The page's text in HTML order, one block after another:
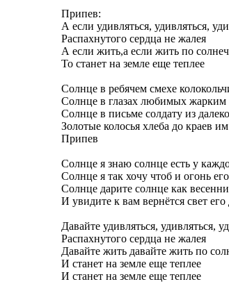
Припев:
А если удивляться, удивляться,
Распахнутого сердца не жалея
А если жить,а если жить по
То станет на земле еще теплее
Солнце в ребячем смехе
Солнце в глазах любимых жарким
Солнце в письме солдату из
Золотые колосья хлеба до краев
Припев
Солнце я знаю солнце есть у
Солнце я так хочу чтоб и огонь
Солнце дарите солнце как
И увидите к вам вернётся свет
Давайте удивляться, удивляться,
Распахнутого сердца не жалея
Давайте жить давайте жить по
И станет на земле еще теплее
И станет на земле еще теплее